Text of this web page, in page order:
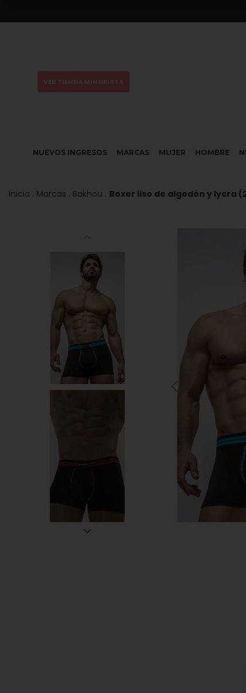
NUEVOS INGRESOS MARCAS MUJER HOMBRE
VER TIENDA MINORISTA
Inicio . Marcas . Bakhou . Boxer liso de algodón y lycra